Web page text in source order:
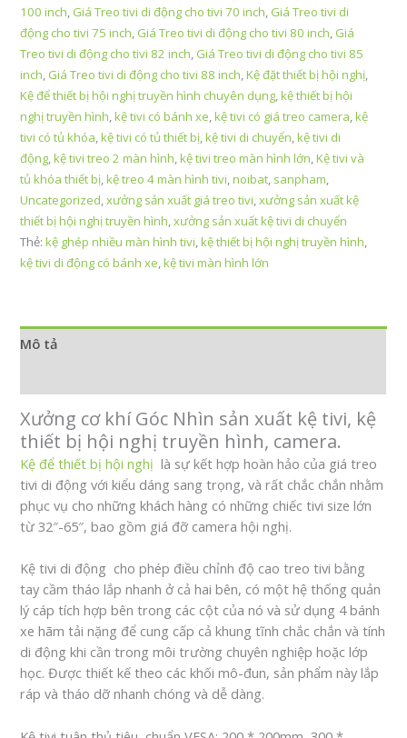
100 inch, Giá Treo tivi di động cho tivi 70 inch, Giá Treo tivi di
động cho tivi 75 inch, Giá Treo tivi di động cho tivi 80 inch, Giá
Treo tivi di động cho tivi 82 inch, Giá Treo tivi di động cho tivi 85
inch, Giá Treo tivi di động cho tivi 88 inch,Kệ đặt thiết bị hội nghị,
Kệ để thiết bị hội nghị truyền hình chuyên dụng,kệ thiết bị hội
nghị truyền hình,kệ tivi có bánh xe,kệ tivi có giá treo camera,kệ
tivi có tủ khóa,kệ tivi có tủ thiết bị,kệ tivi di chuyển,kệ tivi di
động,kệ tivi treo 2 màn hình,kệ tivi treo màn hình lớn,Kệ tivi và
tủ khóa thiết bị,kệ treo 4 màn hình tivi,noibat, sanpham,
Uncategorized,xưởng sản xuất giá treo tivi,xưởng sản xuất kệ
thiết bị hội nghị truyền hình,xưởng sản xuất kệ tivi di chuyển
Thẻ:kệ ghép nhiều màn hình tivi,kệ thiết bị hội nghị truyền hình,
kệ tivi di động có bánh xe,kệ tivi màn hình lớn
Mô tả
Xưởng cơ khí Góc Nhìn sản xuất kệ tivi, kệ
thiết bị hội nghị truyền hình, camera.
Kệ để thiết bị hội nghị là sự kết hợp hoàn hảo của giá treo
tivi di động với kiểu dáng sang trọng, và rất chắc chắn nhằm
phục vụ cho những khách hàng có những chiếc tivi size lớn
từ 32″-65″, bao gồm giá đỡ camera hội nghị.
Kệ tivi di động cho phép điều chỉnh độ cao treo tivi bằng
tay cầm tháo lắp nhanh ở cả hai bên, có một hệ thống quản
lý cáp tích hợp bên trong các cột của nó và sử dụng 4 bánh
xe hãm tải nặng để cung cấp cả khung tĩnh chắc chắn và tính
di động khi cần trong môi trường chuyên nghiệp hoặc lớp
học. Được thiết kế theo các khối mô-đun, sản phẩm này lắp
ráp và tháo dỡ nhanh chóng và dễ dàng.